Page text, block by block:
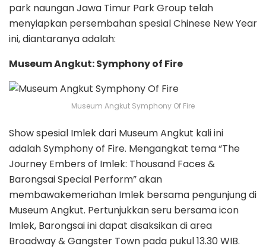
park naungan Jawa Timur Park Group telah
menyiapkan persembahan spesial Chinese New Year
ini, diantaranya adalah:
Museum Angkut: Symphony of Fire
Museum Angkut Symphony Of Fire
Show spesial Imlek dari Museum Angkut kali ini
adalah Symphony of Fire. Mengangkat tema “The
Journey Embers of Imlek: Thousand Faces &
Barongsai Special Perform” akan
membawakemeriahan Imlek bersama pengunjung di
Museum Angkut. Pertunjukkan seru bersama icon
Imlek, Barongsai ini dapat disaksikan di area
Broadway & Gangster Town pada pukul 13.30 WIB.